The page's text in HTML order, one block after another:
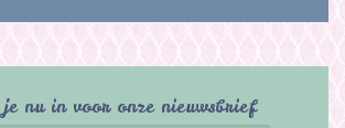
nu in voor onze nieuwsbrief